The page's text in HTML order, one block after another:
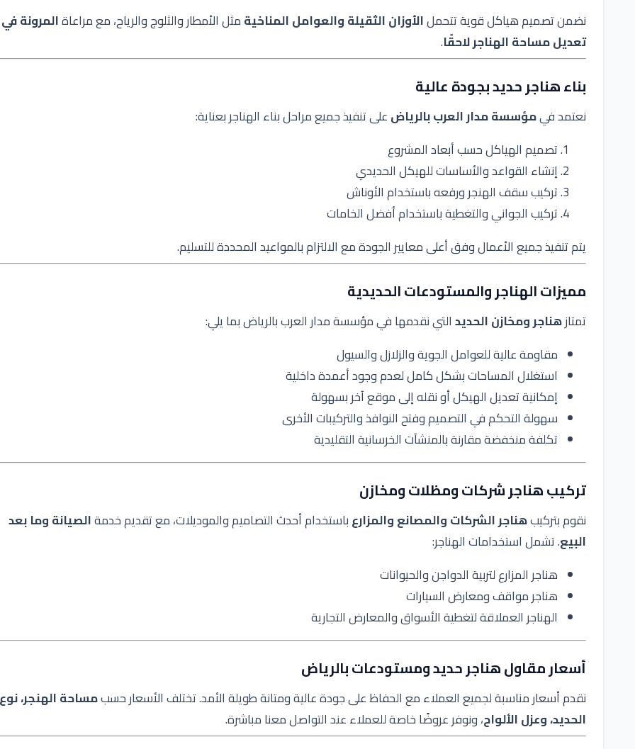
نضمن تصميم هياكل قوية تتحملالأوزان الثقيلة والعوامل المناخيةمثل الأمطار والثلوج والرياح، مع مراعاةالمرونة في
تعديل مساحة الهناجر لاحقًا.
بناء هناجر حديد بجودة عالية
نعتمد فيمؤسسة مدار العرب بالرياضعلى تنفيذ جميع مراحل بناء الهناجر بعناية:
تصميم الهياكل حسب أبعاد المشروع
إنشاء القواعد والأساسات للهيكل الحديدي
تركيب سقف الهنجر ورفعه باستخدام الأوناش
تركيب الجواني والتغطية باستخدام أفضل الخامات
يتم تنفيذ جميع الأعمال وفق أعلى معايير الجودة مع الالتزام بالمواعيد المحددة للتسليم.
مميزات الهناجر والمستودعات الحديدية
تمتازهناجر ومخازن الحديدالتي نقدمها في مؤسسة مدار العرب بالرياض بما يلي:
مقاومة عالية للعوامل الجوية والزلازل والسيول
استغلال المساحات بشكل كامل لعدم وجود أعمدة داخلية
إمكانية تعديل الهيكل أو نقله إلى موقع آخر بسهولة
سهولة التحكم في التصميم وفتح النوافذ والتركيبات الأخرى
تكلفة منخفضة مقارنة بالمنشآت الخرسانية التقليدية
تركيب هناجر شركات ومظلات ومخازن
نقوم بتركيبهناجر الشركات والمصانع والمزارعباستخدام أحدث التصاميم والموديلات، مع تقديم خدمةالصيانة وما بعد
البيع. تشمل استخدامات الهناجر:
هناجر المزارع لتربية الدواجن والحيوانات
هناجر مواقف ومعارض السيارات
الهناجر العملاقة لتغطية الأسواق والمعارض التجارية
أسعار مقاول هناجر حديد ومستودعات بالرياض
نقدم أسعار مناسبة لجميع العملاء مع الحفاظ على جودة عالية ومتانة طويلة الأمد. تختلف الأسعار حسبمساحة الهنجر، نوع
الحديد، وعزل الألواح، ونوفر عروضًا خاصة للعملاء عند التواصل معنا مباشرة.